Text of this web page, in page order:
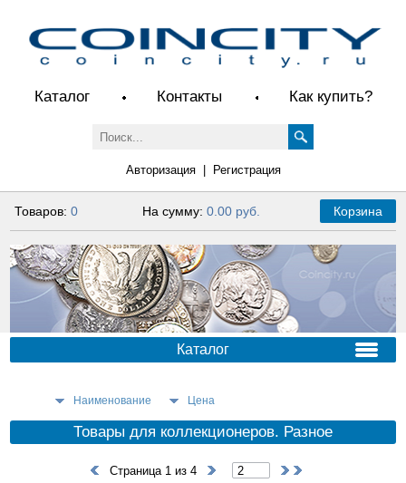
Каталог Контакты Как купить?
Авторизация| Регистрация
Товаров:0 На сумму: 0.00 руб. Корзина
Каталог
Наименование Цена
Товары для коллекционеров. Разное
Страница 1 из 4